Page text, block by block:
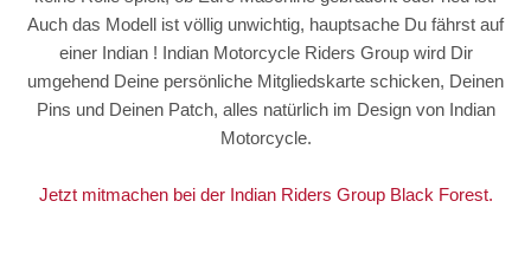
Auch das Modell ist völlig unwichtig, hauptsache Du fährst auf
einer Indian ! Indian Motorcycle Riders Group wird Dir
umgehend Deine persönliche Mitgliedskarte schicken, Deinen
Pins und Deinen Patch, alles natürlich im Design von Indian
Motorcycle.
Jetzt mitmachen bei der Indian Riders Group Black Forest.